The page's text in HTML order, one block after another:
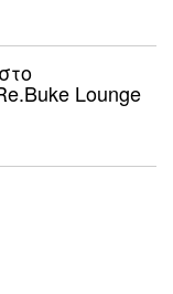
Lounge